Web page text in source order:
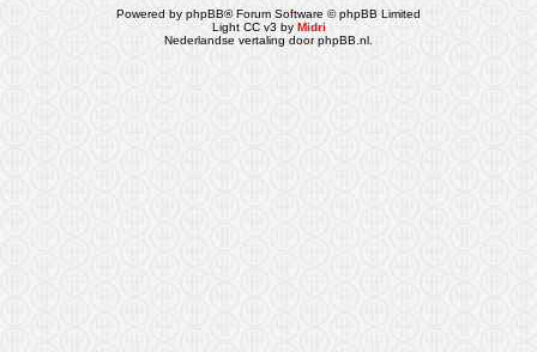
Powered by phpBB® Forum Software © phpBB Limited
Light CC v3 by Midri
Nederlandse vertaling doorphpBB.nl